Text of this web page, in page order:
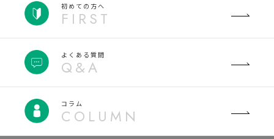
初めての方へ
FIRST
よくある質問
Q&A
コラム
COLUMN